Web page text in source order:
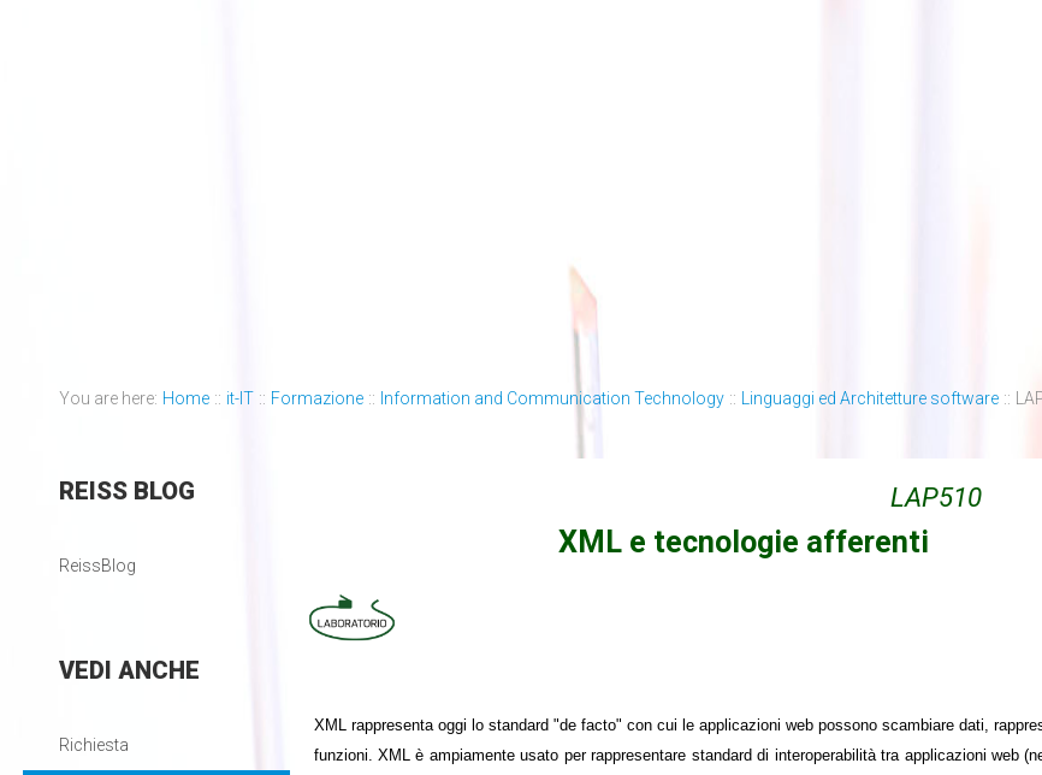
You are here: Home :: it-IT :: Formazione :: Information and Communication Technology :: Linguaggi ed Architetture software ::
LAP510
XML e tecnologie afferenti
XML rappresenta oggi lo standard "de facto" con cui le applicazioni web possono scambiare dati,
funzioni. XML è ampiamente usato per rappresentare standard di interoperabilità tra applicazioni web
REISSBLOG
ReissBlog
VEDI ANCHE
Richiesta